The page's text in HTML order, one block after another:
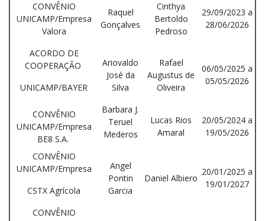
CONVÊNIO
UNICAMP/Empresa
Valora
Raquel
Gonçalves
Cinthya
Bertoldo
Pedroso
29/09/2023 a
28/06/2026
ACORDO DE
COOPERAÇÃO
UNICAMP/BAYER
Ariovaldo
José da
Silva
Rafael
Augustus de
Oliveira
06/05/2025 a
05/05/2026
CONVÊNIO
UNICAMP/Empresa
BE8 S.A.
Barbara J.
Teruel
Mederos
Lucas Rios
Amaral
20/05/2024 a
19/05/2026
CONVÊNIO
UNICAMP/Empresa
CSTX Agrícola
Angel
Pontin
Garcia
Daniel Albiero
20/01/2025 a
19/01/2027
CONVÊNIO